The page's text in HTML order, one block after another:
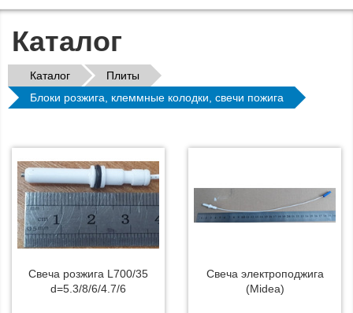
Каталог
Каталог
Плиты
Блоки розжига, клеммные колодки, свечи пожига
Свеча розжига L700/35
d=5.3/8/6/4.7/6
Свеча электроподжига
(Midea)